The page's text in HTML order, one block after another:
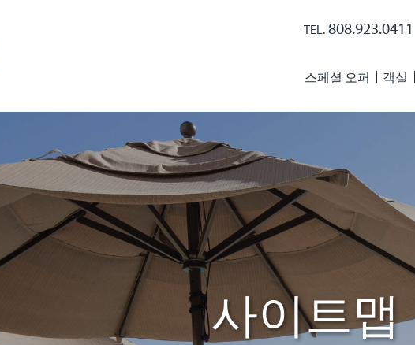
TEL. 808.923.0411
스페셜 오퍼 객실
사이트맵